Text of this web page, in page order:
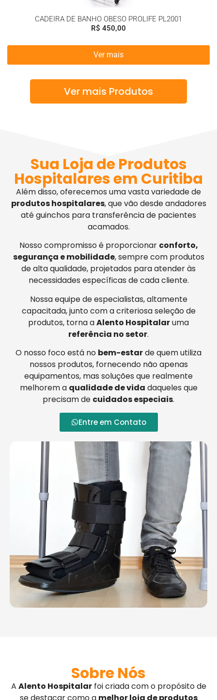
CADEIRA DE BANHO OBESO PROLIFE PL2001
R$ 450,00
Ver mais
Ver mais Produtos
Sua Loja de Produtos
Hospitalares em Curitiba
Além disso, oferecemos uma vasta variedade de
produtos hospitalares, que vão desde andadores
até guinchos para transferência de pacientes
acamados.
Nosso compromisso é proporcionar conforto,
segurança e mobilidade, sempre com produtos
de alta qualidade, projetados para atender às
necessidades específicas de cada cliente.
Nossa equipe de especialistas, altamente
capacitada, junto com a criteriosa seleção de
produtos, torna aAlento Hospitalaruma
referência no setor.
O nosso foco está no bem-estarde quem utiliza
nossos produtos, fornecendo não apenas
equipamentos, mas soluções que realmente
melhorem a qualidade de vida daqueles que
precisam de cuidados especiais.
Entre em Contato
Sobre Nós
A Alento Hospitalarfoi criada com o propósito de